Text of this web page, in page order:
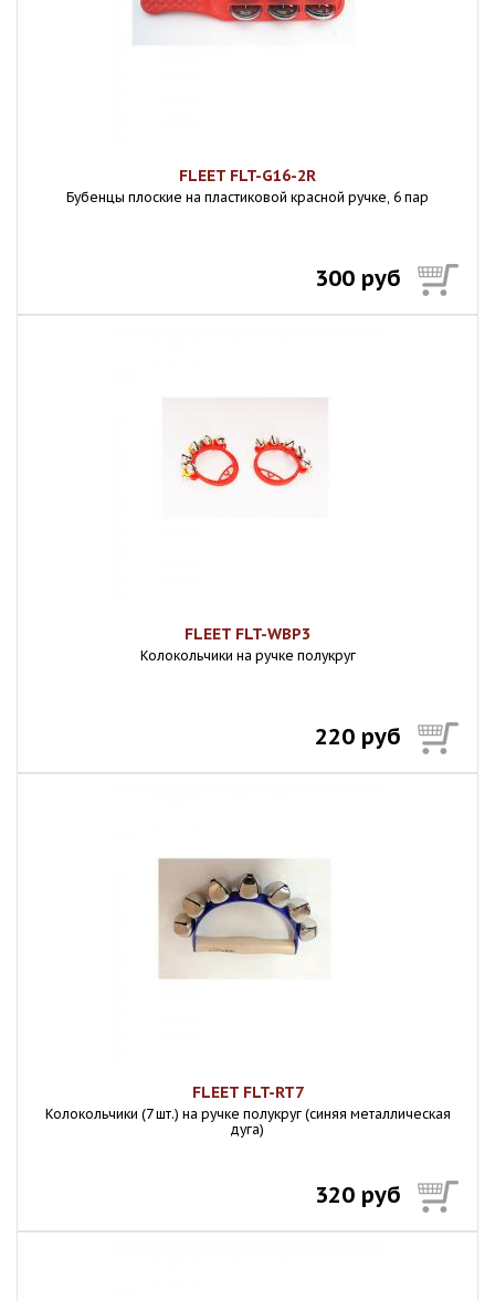
FLEET FLT-G16-2R
Бубенцы плоские на пластиковой красной ручке, 6 пар
300 руб
FLEET FLT-WBP3
Колокольчики на ручке полукруг
220 руб
FLEET FLT-RT7
Колокольчики (7 шт.) на ручке полукруг (синяя металлическая
дуга)
320 руб